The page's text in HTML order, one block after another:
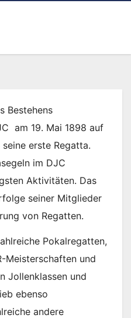
Bestehens
am 19. Mai 1898 auf
erste Regatta.
im DJC
Aktivitäten. Das
seiner Mitglieder
von Regatten.
Pokalregatten,
Meisterschaften und
Jollenklassen und
ebenso
andere